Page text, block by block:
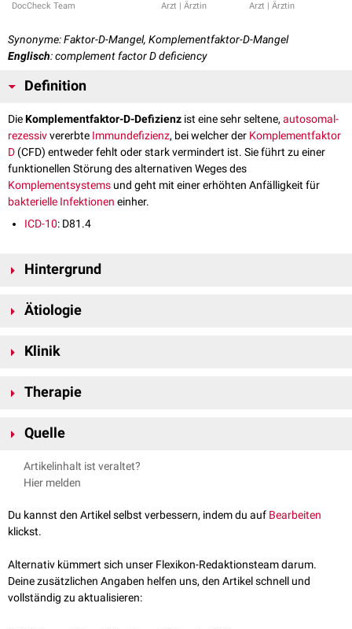
DocCheck Team Arzt | Ärztin Arzt | Ärztin
Synonyme: Faktor-D-Mangel, Komplementfaktor-D-Mangel
Englisch: complement factor D deficiency
Definition
DieKomplementfaktor-D-Defizienz ist eine sehr seltene, autosomal-
rezessivvererbte Immundefizienz, bei welcher der Komplementfaktor
D (CFD) entweder fehlt oder stark vermindert ist. Sie führt zu einer
funktionellen Störung des alternativen Weges des
Komplementsystems und geht mit einer erhöhten Anfälligkeit für
bakterielle Infektionen einher.
ICD-10: D81.4
Hintergrund
wird. Er ist der geschwindigkeitsbegrenzende Faktor des alternativen
Wegs beteiligt.
Ätiologie
verursacht. Diese führen zu einem Mangel an Komplementfaktor D,
Klinik
bakteriellen Infektionen, insbesondere durch
Therapie
in erster Linie gegen die resultierenden bakteriellen Infektionen.
Quelle
Altmeyers Enzyklopädie –
abgerufen am 27.03.2025
Artikelinhalt ist veraltet?
Hier melden
Du kannst den Artikel selbst verbessern, indem du auf Bearbeiten
klickst.
Alternativ kümmert sich unser Flexikon-Redaktionsteam darum.
Deine zusätzlichen Angaben helfen uns, den Artikel schnell und
vollständig zu aktualisieren: